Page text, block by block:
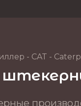
- CAT -